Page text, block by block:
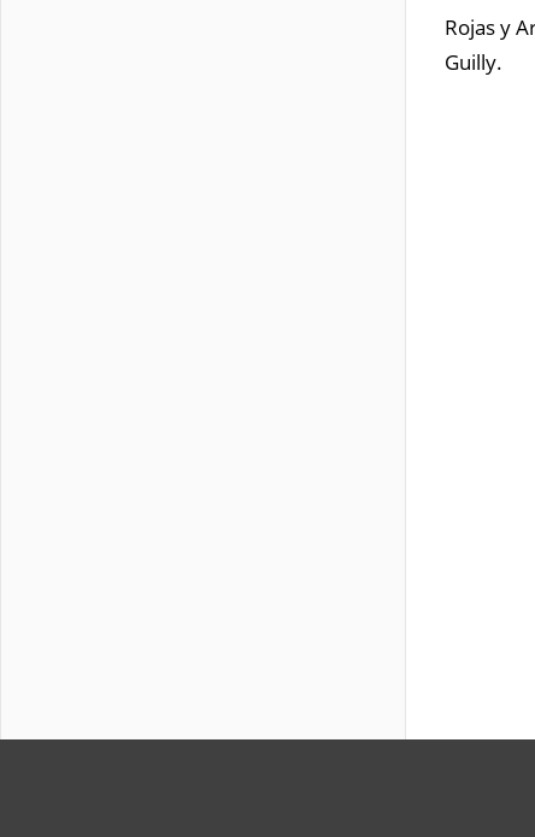
Rojas y
Guilly.